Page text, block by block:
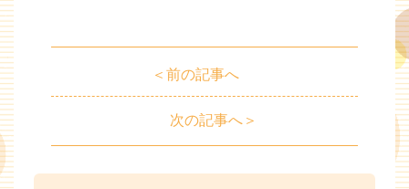
＜前の記事へ
次の記事へ＞